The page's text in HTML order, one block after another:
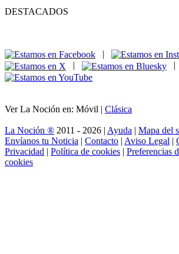
DESTACADOS
|
|
|
Ver La Noción en: Móvil | Clásica
La Noción ® 2011 - 2026 | Ayuda | Mapa del
Envíanos tu Noticia | Contacto | Aviso Legal |
Privacidad | Política de cookies | Preferencias
cookies